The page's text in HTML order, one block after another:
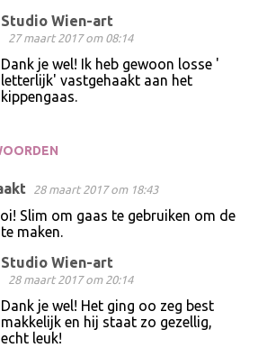
Studio Wien-art
27 maart 2017 om 08:14
Dank je wel! Ik heb gewoon losse '
letterlijk' vastgehaakt aan het
kippengaas.
28 maart 2017 om 18:43
Slim om gaas te gebruiken om de
maken.
Studio Wien-art
28 maart 2017 om 20:14
Dank je wel! Het ging oo zeg best
makkelijk en hij staat zo gezellig,
echt leuk!